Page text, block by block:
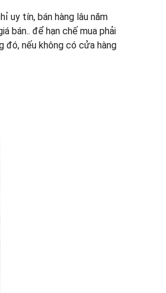
uy tín, bán hàng lâu năm
bán.. để hạn chế mua phải
đó, nếu không có cửa hàng